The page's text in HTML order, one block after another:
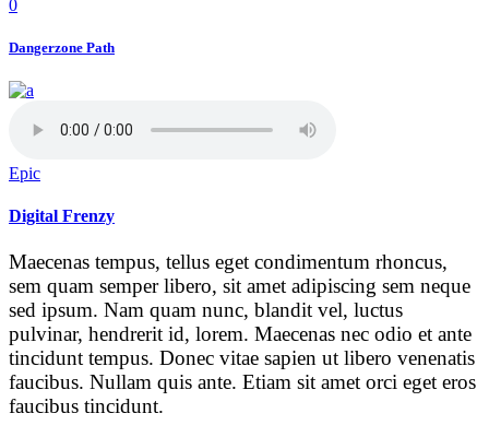
0
Dangerzone Path
Epic
Digital Frenzy
Maecenas tempus, tellus eget condimentum rhoncus,
sem quam semper libero, sit amet adipiscing sem neque
sed ipsum. Nam quam nunc, blandit vel, luctus
pulvinar, hendrerit id, lorem. Maecenas nec odio et ante
tincidunt tempus. Donec vitae sapien ut libero venenatis
faucibus. Nullam quis ante. Etiam sit amet orci eget eros
faucibus tincidunt.